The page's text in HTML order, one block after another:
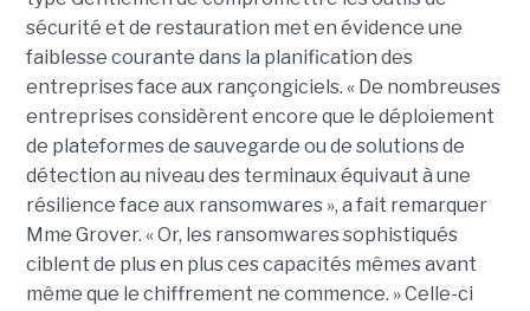
sécurité et de restauration met en évidence une
faiblesse courante dans la planification des
entreprises face aux rançongiciels. « De nombreuses
entreprises considèrent encore que le déploiement
de plateformes de sauvegarde ou de solutions de
détection au niveau des terminaux équivaut à une
résilience face aux ransomwares », a fait remarquer
Mme Grover. « Or, les ransomwares sophistiqués
ciblent de plus en plus ces capacités mêmes avant
même que le chiffrement ne commence. » Celle-ci